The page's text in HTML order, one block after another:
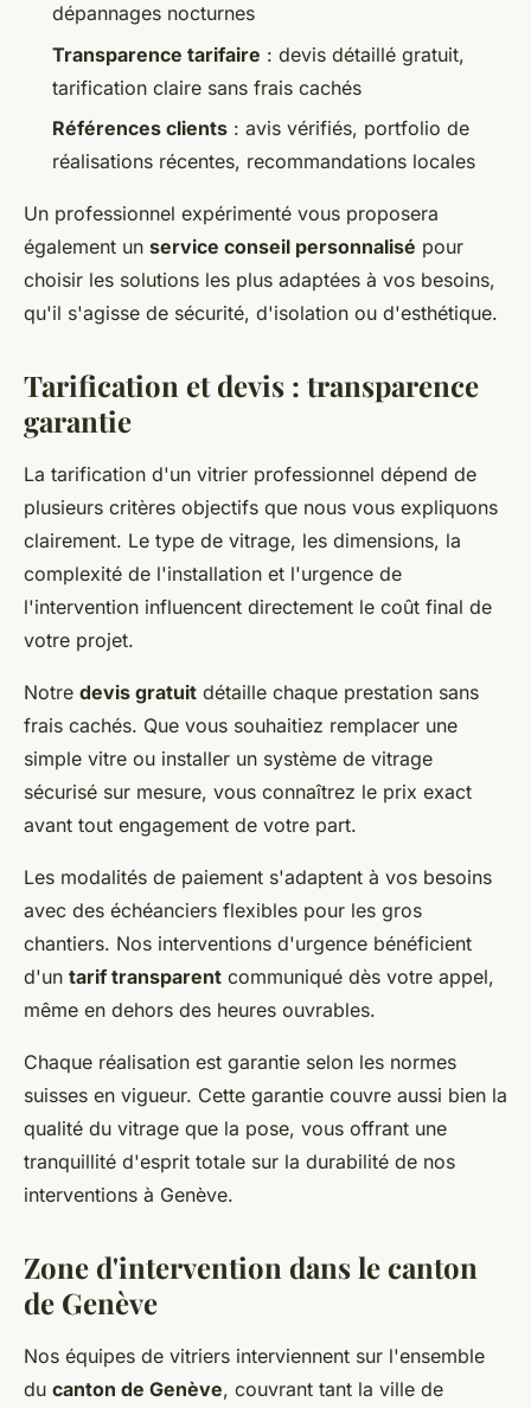
dépannages nocturnes
Transparence tarifaire : devis détaillé gratuit,
tarification claire sans frais cachés
Références clients : avis vérifiés, portfolio de
réalisations récentes, recommandations locales
Un professionnel expérimenté vous proposera
également un service conseil personnalisé pour
choisir les solutions les plus adaptées à vos besoins,
qu'il s'agisse de sécurité, d'isolation ou d'esthétique.
Tarification et devis : transparence
garantie
La tarification d'un vitrier professionnel dépend de
plusieurs critères objectifs que nous vous expliquons
clairement. Le type de vitrage, les dimensions, la
complexité de l'installation et l'urgence de
l'intervention influencent directement le coût final de
votre projet.
Notre devis gratuit détaille chaque prestation sans
frais cachés. Que vous souhaitiez remplacer une
simple vitre ou installer un système de vitrage
sécurisé sur mesure, vous connaîtrez le prix exact
avant tout engagement de votre part.
Les modalités de paiement s'adaptent à vos besoins
avec des échéanciers flexibles pour les gros
chantiers. Nos interventions d'urgence bénéficient
d'un tarif transparent communiqué dès votre appel,
même en dehors des heures ouvrables.
Chaque réalisation est garantie selon les normes
suisses en vigueur. Cette garantie couvre aussi bien la
qualité du vitrage que la pose, vous offrant une
tranquillité d'esprit totale sur la durabilité de nos
interventions à Genève.
Zone d'intervention dans le canton
de Genève
Nos équipes de vitriers interviennent sur l'ensemble
du canton de Genève, couvrant tant la ville de